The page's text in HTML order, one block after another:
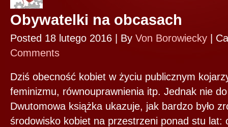
Obywatelki na obcasach
Posted 18 lutego 2016 | By Von Borowiecky
Comments
Dziś obecność kobiet w życiu publicznym
feminizmu, równouprawnienia itp. Jednak nie
Dwutomowa książka ukazuje, jak bardzo było
środowisko kobiet na przestrzeni ponad stu lat: